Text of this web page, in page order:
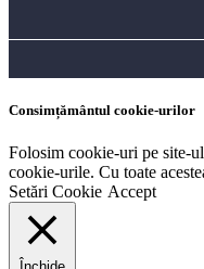
Consimțământul cookie-urilor
Folosim cookie-uri pe site-
cookie-urile. Cu toate
Setări Cookie Accept